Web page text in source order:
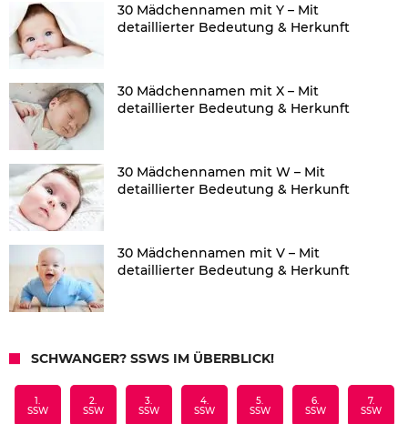
30 Mädchennamen mit Y – Mit
detaillierter Bedeutung & Herkunft
30 Mädchennamen mit X – Mit
detaillierter Bedeutung & Herkunft
30 Mädchennamen mit W – Mit
detaillierter Bedeutung & Herkunft
30 Mädchennamen mit V – Mit
detaillierter Bedeutung & Herkunft
SCHWANGER? SSWS IM ÜBERBLICK!
1.
SSW
2.
SSW
3.
SSW
4.
SSW
5.
SSW
6.
SSW
7.
SSW